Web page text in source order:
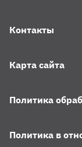
Контакты
Карта сайта
Политика
Политика в